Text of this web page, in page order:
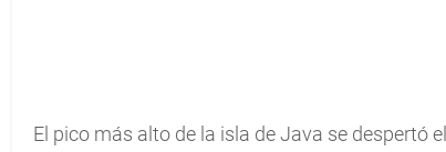
El pico más alto de la isla de Java se despertó